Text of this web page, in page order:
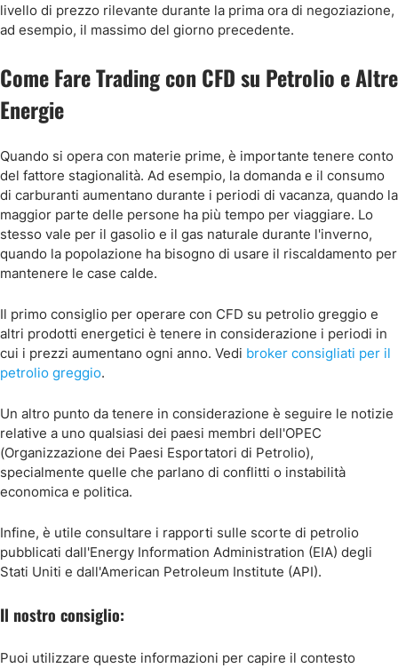
livello di prezzo rilevante durante la prima ora di negoziazione,
ad esempio, il massimo del giorno precedente.
Come Fare Trading con CFD su Petrolio e Altre
Energie
Quando si opera con materie prime, è importante tenere conto
del fattore stagionalità. Ad esempio, la domanda e il consumo
di carburanti aumentano durante i periodi di vacanza, quando la
maggior parte delle persone ha più tempo per viaggiare. Lo
stesso vale per il gasolio e il gas naturale durante l'inverno,
quando la popolazione ha bisogno di usare il riscaldamento per
mantenere le case calde.
Il primo consiglio per operare con CFD su petrolio greggio e
altri prodotti energetici è tenere in considerazione i periodi in
cui i prezzi aumentano ogni anno. Vedi broker consigliati per il
petrolio greggio.
Un altro punto da tenere in considerazione è seguire le notizie
relative a uno qualsiasi dei paesi membri dell'OPEC
(Organizzazione dei Paesi Esportatori di Petrolio),
specialmente quelle che parlano di conflitti o instabilità
economica e politica.
Infine, è utile consultare i rapporti sulle scorte di petrolio
pubblicati dall'Energy Information Administration (EIA) degli
Stati Uniti e dall'American Petroleum Institute (API).
Il nostro consiglio:
Puoi utilizzare queste informazioni per capire il contesto